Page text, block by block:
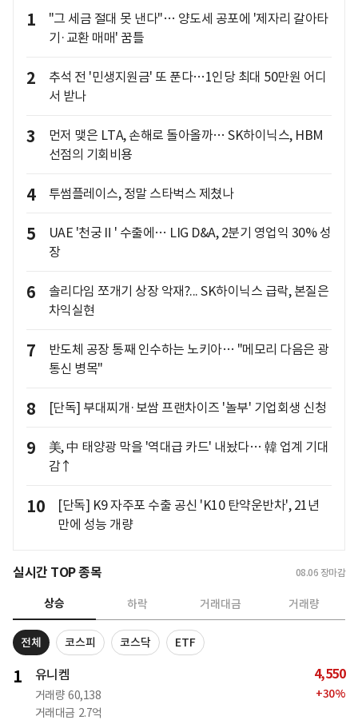
1
"그 세금 절대 못 낸다"… 양도세 공포에 '제자리 갈아타
기·교환 매매' 꿈틀
2
추석 전 '민생지원금' 또 푼다…1인당 최대 50만원 어디
서 받나
3
먼저 맺은 LTA, 손해로 돌아올까… SK하이닉스, HBM
선점의 기회비용
4 투썸플레이스, 정말 스타벅스 제쳤나
5
UAE '천궁Ⅱ' 수출에… LIG D&A, 2분기 영업익 30% 성
장
6
솔리다임 쪼개기 상장 악재?... SK하이닉스 급락, 본질은
차익실현
7
반도체 공장 통째 인수하는 노키아… "메모리 다음은 광
통신 병목"
8 [단독] 부대찌개·보쌈 프랜차이즈 '놀부' 기업회생 신청
9
美, 中 태양광 막을 '역대급 카드' 내놨다… 韓 업계 기대
감↑
10
[단독] K9 자주포 수출 공신 'K10 탄약운반차', 21년
만에 성능 개량
실시간 TOP 종목 08.06 장마감
상승 하락 거래대금 거래량
전체 코스피 코스닥 ETF
1 유니켐
거래량 60,138
거래대금 2.7억
4,550
+30%